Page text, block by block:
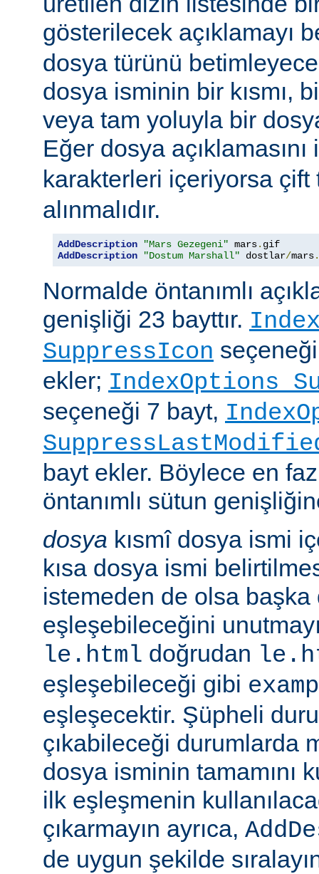
gösterilecek açıklamayı
dosya türünü
dosya isminin bir kısmı,
veya tam yoluyla bir
Eğer dosya
karakterleri içeriyorsa çift
alınmalıdır.
AddDescription "Mars Gezegeni" mars. gif
AddDescription
"Dostum Marshall" dostlar/mars.
Normalde öntanımlı
genişliği 23 bayttır.
SuppressIcon
ekler; IndexOptions
seçeneği 7 bayt,
bayt ekler. Böylece en
öntanımlı sütun
dosya kısmî dosya ismi
kısa dosya ismi
istemeden de olsa başka
eşleşebileceğini
le.html doğrudan
eşleşebileceği gibi
eşleşecektir. Şüpheli
çıkabileceği durumlarda
dosya isminin tamamını
ilk eşleşmenin
çıkarmayın ayrıca,
de uygun şekilde